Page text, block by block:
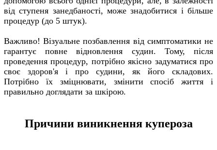
від ступеня занедбаності, може знадобитися і більше
процедур (до 5 штук).
Важливо! Візуальне позбавлення від симптоматики не
гарантує повне відновлення судин. Тому, після
проведення процедур, потрібно якісно задуматися про
своє здоров'я і про судини, як його складових.
Потрібно їх зміцнювати, змінити спосіб життя і
правильно доглядати за шкірою.
Причини виникнення купероза